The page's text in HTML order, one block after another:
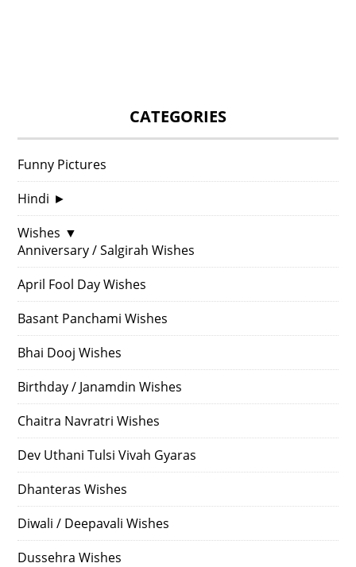
CATEGORIES
Funny Pictures
Hindi ►
Wishes ▼
Anniversary / Salgirah Wishes
April Fool Day Wishes
Basant Panchami Wishes
Bhai Dooj Wishes
Birthday / Janamdin Wishes
Chaitra Navratri Wishes
Dev Uthani Tulsi Vivah Gyaras
Dhanteras Wishes
Diwali / Deepavali Wishes
Dussehra Wishes